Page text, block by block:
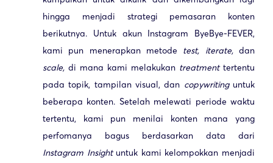
hingga menjadi strategi pemasaran konten
berikutnya. Untuk akun Instagram ByeBye-FEVER,
kami pun menerapkan metode test, iterate,dan
scale, di mana kami melakukan treatmenttertentu
pada topik, tampilan visual, dan copywritinguntuk
beberapa konten. Setelah melewati periode waktu
tertentu, kami pun menilai konten mana yang
perfomanya bagus berdasarkan data dari
Instagram Insight untuk kami kelompokkan menjadi